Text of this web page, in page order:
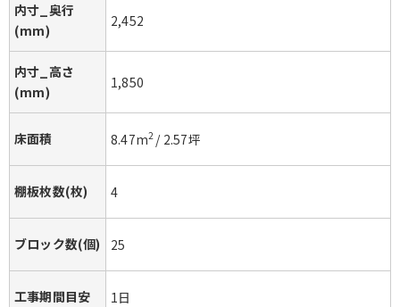
内寸_奥行
(mm)
2,452
内寸_高さ
(mm)
1,850
床面積 8.47m2/ 2.57坪
棚板枚数(枚) 4
ブロック数(個) 25
工事期間目安 1日